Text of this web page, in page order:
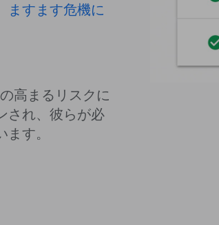
ますます危機に
高まるリスクに
され、彼らが必
す。